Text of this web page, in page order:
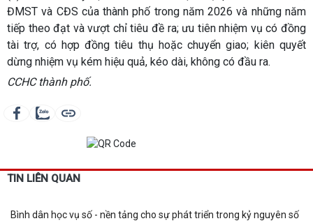
ĐMST và CĐS của thành phố trong năm 2026 và những năm
tiếp theo đạt và vượt chỉ tiêu đề ra; ưu tiên nhiệm vụ có đồng
tài trợ, có hợp đồng tiêu thụ hoặc chuyển giao; kiên quyết
dừng nhiệm vụ kém hiệu quả, kéo dài, không có đầu ra.
CCHC thành phố.
TIN LIÊN QUAN
Bình dân học vụ số - nền tảng cho sự phát triển trong kỷ nguyên số